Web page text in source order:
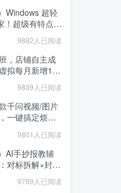
Windows 超轻
！超级有特点，
及清理提醒，
完全免费 C盘
9882人已阅读
，店铺自主成
拟每月新增1-
收入【揭秘】
9839人已阅读
千问视频/图片
一键搞定烦人
9801人已阅读
AI手抄报教辅
对标拆解×封面
×网盘变现
9789人已阅读